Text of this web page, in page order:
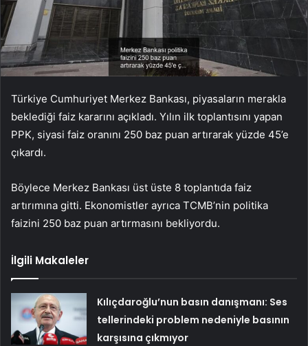
Türkiye Cumhuriyet Merkez Bankası, piyasaların merakla
beklediği faiz kararını açıkladı. Yılın ilk toplantısını yapan
PPK, siyasi faiz oranını 250 baz puan artırarak yüzde 45’e
çıkardı.
Böylece Merkez Bankası üst üste 8 toplantıda faiz
artırımına gitti. Ekonomistler ayrıca TCMB’nin politika
faizini 250 baz puan artırmasını bekliyordu.
İlgili Makaleler
Kılıçdaroğlu’nun basın danışmanı: Ses
tellerindeki problem nedeniyle basının
karşısına çıkmıyor